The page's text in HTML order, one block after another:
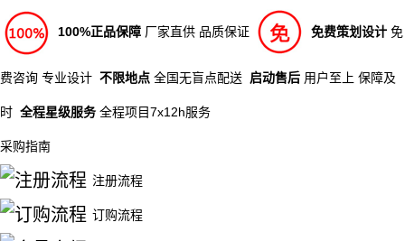
100%正品保障 厂家直供 品质保证 免费策划设计 免
费咨询 专业设计 不限地点 全国无盲点配送 启动售后 用户至上 保障及
时 全程星级服务 全程项目7x12h服务
采购指南
注册流程
订购流程